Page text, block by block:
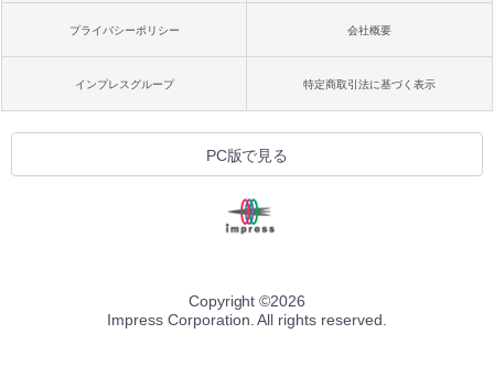
プライバシーポリシー 会社概要
インプレスグループ 特定商取引法に基づく表示
PC版で見る
Copyright ©2026
Impress Corporation. All rights reserved.